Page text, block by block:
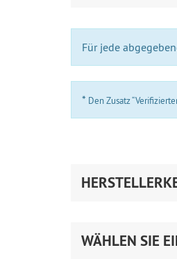
Für jede
* Den Zusatz
WÄHLEN SIE